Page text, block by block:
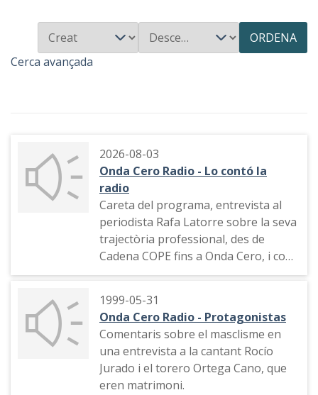
ORDENA
Cerca avançada
2026-08-03
Onda Cero Radio - Lo contó la
radio
Careta del programa, entrevista al
periodista Rafa Latorre sobre la seva
trajectòria professional, des de
Cadena COPE fins a Onda Cero, i com
a reporter. A partir del 31 d'agost de
"Más de uno", després de presentar,
des de 2022, "La brújula".
1999-05-31
Onda Cero Radio - Protagonistas
Comentaris sobre el masclisme en
una entrevista a la cantant Rocío
Jurado i el torero Ortega Cano, que
eren matrimoni.